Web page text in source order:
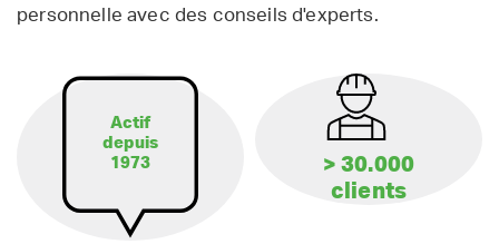
personnelle avec des conseils d'experts.
Actif
depuis
1973
> 30.000
clients